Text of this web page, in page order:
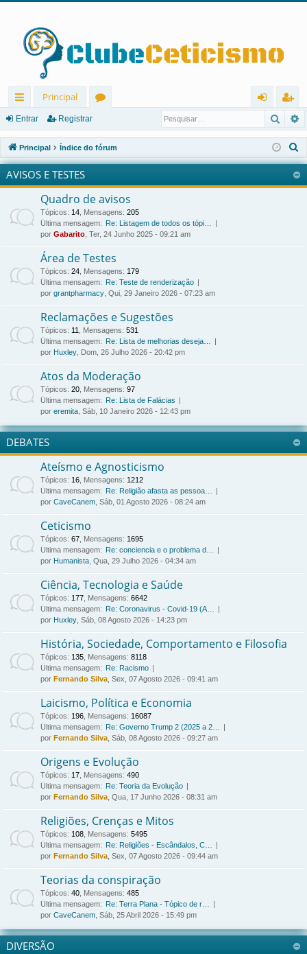
in
ks
rá
pi
os
Principal
u
ns
ra
r
eg
ist
ra
Entrar Registrar
Principal Índice do fórum
e
s
AVISOS E TESTES
Quadro de avisos
Tópicos: 14, Mensagens: 205
Última mensagem:
Re: Listagem de todos os tópi…
por Gabarito, Ter, 24 Junho 2025 - 09:21 am
Área de Testes
Tópicos: 24, Mensagens: 179
Última mensagem:
Re: Teste de renderização
por grantpharmacy, Qui, 29 Janeiro 2026 - 07:23 am
Reclamações e Sugestões
Tópicos: 11, Mensagens: 531
Última mensagem:
Re: Lista de melhorias deseja…
por Huxley, Dom, 26 Julho 2026 - 20:42 pm
Atos da Moderação
Tópicos: 20, Mensagens: 97
Última mensagem:
Re: Lista de Falácias
por eremita, Sáb, 10 Janeiro 2026 - 12:43 pm
DEBATES
Ateísmo e Agnosticismo
Tópicos: 16, Mensagens: 1212
Última mensagem:
Re: Religião afasta as pessoa…
por CaveCanem, Sáb, 01 Agosto 2026 - 08:24 am
Ceticismo
Tópicos: 67, Mensagens: 1695
Última mensagem:
Re: conciencia e o problema d…
por Humanista, Qua, 29 Julho 2026 - 04:34 am
Ciência, Tecnologia e Saúde
Tópicos: 177, Mensagens: 6642
Última mensagem:
Re: Coronavirus - Covid-19 (A…
por Huxley, Sáb, 08 Agosto 2026 - 14:23 pm
História, Sociedade, Comportamento e Filosofia
Tópicos: 135, Mensagens: 8118
Última mensagem:
Re: Racismo
por Fernando Silva, Sex, 07 Agosto 2026 - 09:41 am
Laicismo, Política e Economia
Tópicos: 196, Mensagens: 16087
Última mensagem:
Re: Governo Trump 2 (2025 a 2…
por Fernando Silva, Sáb, 08 Agosto 2026 - 09:27 am
Origens e Evolução
Tópicos: 17, Mensagens: 490
Última mensagem:
Re: Teoria da Evolução
por Fernando Silva, Qua, 17 Junho 2026 - 08:31 am
Religiões, Crenças e Mitos
Tópicos: 108, Mensagens: 5495
Última mensagem:
Re: Religiões - Escândalos, C…
por Fernando Silva, Sex, 07 Agosto 2026 - 09:44 am
Teorias da conspiração
Tópicos: 40, Mensagens: 485
Última mensagem:
Re: Terra Plana - Tópico de r…
por CaveCanem, Sáb, 25 Abril 2026 - 15:49 pm
DIVERSÃO